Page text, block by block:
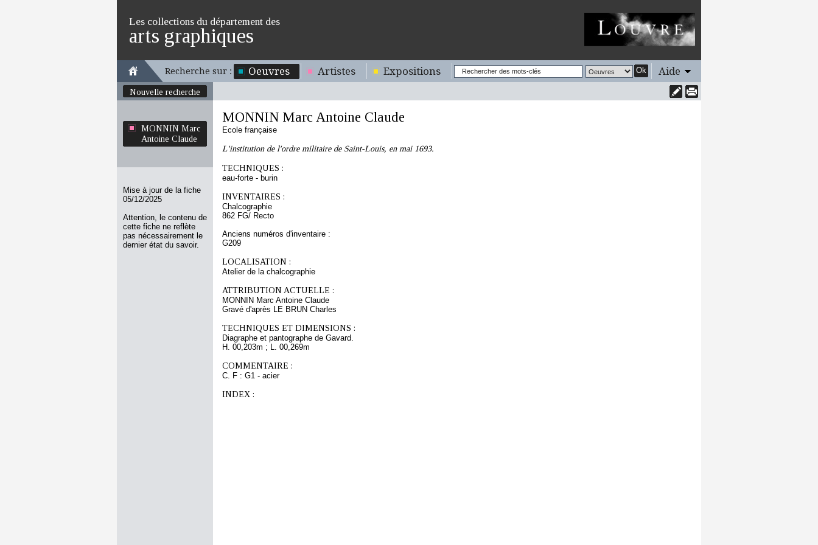
Les collections du département des
arts graphiques
Recherche sur : Oeuvres Artistes Expositions Ok Aide
Nouvelle recherche
MONNIN Marc
Antoine Claude
Mise à jour de la fiche
05/12/2025
Attention, le contenu de
cette fiche ne reflète
pas nécessairement le
dernier état du savoir.
MONNIN Marc Antoine Claude
Ecole française
L'institution de l'ordre militaire de Saint-Louis, en mai 1693.
TECHNIQUES :
eau-forte - burin
INVENTAIRES :
Chalcographie
862 FG/ Recto
Anciens numéros d'inventaire :
G209
LOCALISATION :
Atelier de la chalcographie
ATTRIBUTION ACTUELLE :
MONNIN Marc Antoine Claude
Gravé d'après LE BRUN Charles
TECHNIQUES ET DIMENSIONS :
Diagraphe et pantographe de Gavard.
H. 00,203m ; L. 00,269m
COMMENTAIRE :
C. F : G1 - acier
INDEX :